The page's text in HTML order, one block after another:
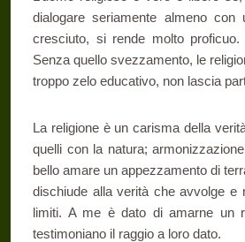
dialogare seriamente almeno
cresciuto, si rende molto
Senza quello svezzamento, le
troppo zelo educativo, non lascia
La religione è un carisma della
quelli con la natura;
bello amare un appezzamento di
dischiude alla verità che avvolge e
limiti. A me è dato di amarne un
testimoniano il raggio a loro dato.